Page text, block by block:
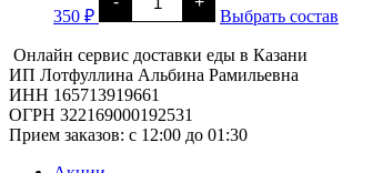
350 ₽
товара
Шаурма-
Выбрать состав
Онлайн сервис доставки еды в Казани
ИП Лотфуллина Альбина Рамильевна
ИНН 165713919661
ОГРН 322169000192531
Прием заказов: c 12:00 до 01:30